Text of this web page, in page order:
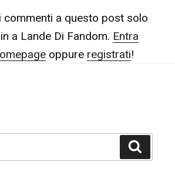
commenti a questo post solo
a Lande Di Fandom. Entra
oppure registrati!